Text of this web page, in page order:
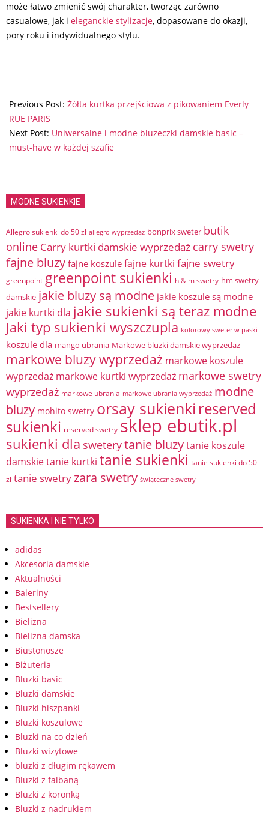
może łatwo zmienić swój charakter, tworząc zarówno
casualowe, jak i eleganckie stylizacje, dopasowane do okazji,
pory roku i indywidualnego stylu.
07-
30
Previous Post: Żółta kurtka przejściowa z pikowaniem Everly
RUE PARIS
Next Post: Uniwersalne i modne bluzeczki damskie basic –
must-have w każdej szafie
MODNE SUKIENKIE
Allegro sukienki do 50 zł allegro wyprzedaż bonprix sweter butik
online Carry kurtki damskie wyprzedaż carry swetry
fajne bluzy fajne koszule fajne kurtki fajne swetry
greenpoint greenpoint sukienki h & m swetry hm swetry
damskie jakie bluzy są modne jakie koszule są modne
jakie kurtki dla jakie sukienki są teraz modne
Jaki typ sukienki wyszczupla kolorowy sweter w paski
koszule dla mango ubrania Markowe bluzki damskie wyprzedaż
markowe bluzy wyprzedaż markowe koszule
wyprzedaż markowe kurtki wyprzedaż markowe swetry
wyprzedaż markowe ubrania markowe ubrania wyprzedaż modne
bluzy mohito swetry orsay sukienki reserved
sukienki reserved swetry sklep ebutik.pl
sukienki dla sweterytanie bluzytanie koszule
damskietanie kurtki tanie sukienki tanie sukienki do 50
zł tanie swetryzara swetry świąteczne swetry
SUKIENKA I NIE TYLKO
adidas
Akcesoria damskie
Aktualności
Baleriny
Bestsellery
Bielizna
Bielizna damska
Biustonosze
Biżuteria
Bluzki basic
Bluzki damskie
Bluzki hiszpanki
Bluzki koszulowe
Bluzki na co dzień
Bluzki wizytowe
bluzki z długim rękawem
Bluzki z falbaną
Bluzki z koronką
Bluzki z nadrukiem